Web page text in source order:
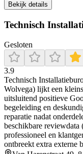
Bekijk details
Technisch
Gesloten
3.9
Technisch
Wolvega) lijkt een
uitsluitend positieve
begeleiding en
reparatie nadat
beschikbare
professioneel en
ontbreekt extra externe